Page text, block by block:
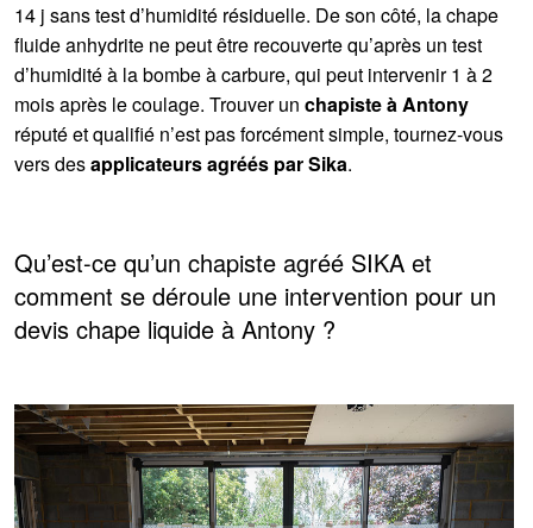
14 j sans test d’humidité résiduelle. De son côté, la chape
fluide anhydrite ne peut être recouverte qu’après un test
d’humidité à la bombe à carbure, qui peut intervenir 1 à 2
mois après le coulage. Trouver un chapiste à Antony
réputé et qualifié n’est pas forcément simple, tournez-vous
vers desapplicateurs agréés par Sika.
Qu’est-ce qu’un chapiste agréé SIKA et
comment se déroule une intervention pour un
devis chape liquide à Antony ?